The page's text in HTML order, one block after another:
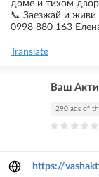
доме и тихом
📞 Заезжай и
0998 880 163
Translate
Ваш
290 ads of
https://